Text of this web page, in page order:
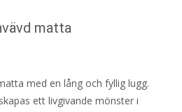
matta
med en lång och fyllig lugg.
ett livgivande mönster i